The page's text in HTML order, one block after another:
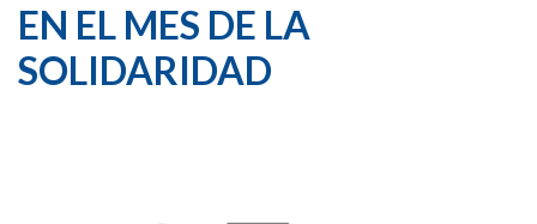
EN EL MES DE LA
SOLIDARIDAD